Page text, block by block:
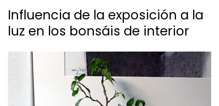
Influencia de la exposición a la
luz en los bonsáis de interior